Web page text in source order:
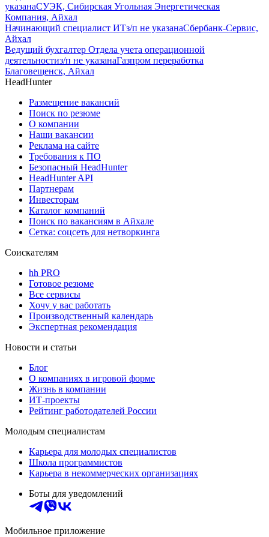
указанаСУЭК, Сибирская Угольная Энергетическая
Компания, Айхал
Начинающий специалист ИТз/п не указанаСбербанк-Сервис,
Айхал
Ведущий бухгалтер Отдела учета операционной
деятельностиз/п не указанаГазпром переработка
Благовещенск, Айхал
HeadHunter
Размещение вакансий
Поиск по резюме
О компании
Наши вакансии
Реклама на сайте
Требования к ПО
Безопасный HeadHunter
HeadHunter API
Партнерам
Инвесторам
Каталог компаний
Поиск по вакансиям в Айхале
Сетка: соцсеть для нетворкинга
Соискателям
hh PRO
Готовое резюме
Все сервисы
Хочу у вас работать
Производственный календарь
Экспертная рекомендация
Новости и статьи
Блог
О компаниях в игровой форме
Жизнь в компании
ИТ-проекты
Рейтинг работодателей России
Молодым специалистам
Карьера для молодых специалистов
Школа программистов
Карьера в некоммерческих организациях
Боты для уведомлений
Мобильное приложение